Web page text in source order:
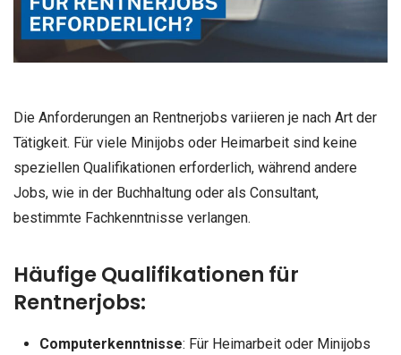
Die Anforderungen an Rentnerjobs variieren je nach Art der
Tätigkeit. Für viele Minijobs oder Heimarbeit sind keine
speziellen Qualifikationen erforderlich, während andere
Jobs, wie in der Buchhaltung oder als Consultant,
bestimmte Fachkenntnisse verlangen.
Häufige Qualifikationen für
Rentnerjobs:
Computerkenntnisse: Für Heimarbeit oder Minijobs